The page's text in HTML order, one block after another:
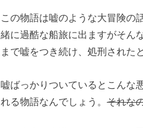
この物語は嘘のような大冒険の
緒に過酷な船旅に出ますがそん
まで嘘をつき続け、処刑された
嘘ばっかりついているとこんな
れる物語なんでしょう。 それな